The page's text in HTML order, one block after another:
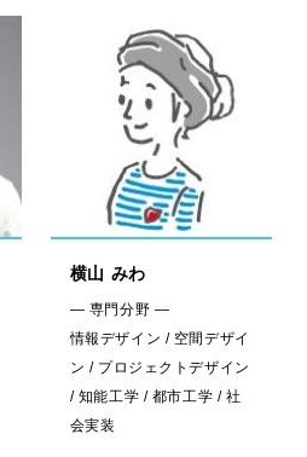
横山 みわ
— 専門分野 —
情報デザイン / 空間デザイ
ン / プロジェクトデザイン
/ 知能工学 / 都市工学 / 社
会実装